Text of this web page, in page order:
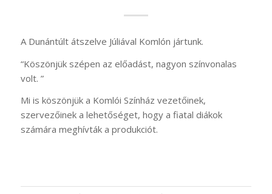
A Dunántúlt átszelve Júliával Komlón jártunk.
“Köszönjük szépen az előadást, nagyon színvonalas
volt. ”
Mi is köszönjük a Komlói Színház vezetőinek,
szervezőinek a lehetőséget, hogy a fiatal diákok
számára meghívták a produkciót.